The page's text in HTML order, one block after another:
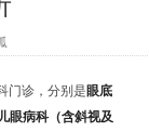
门诊，分别是 眼底
眼病科（含斜视及